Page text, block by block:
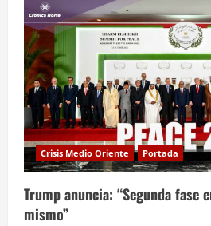
Crisis Medio Oriente Portada
Trump anuncia: “Segunda fase
mismo”